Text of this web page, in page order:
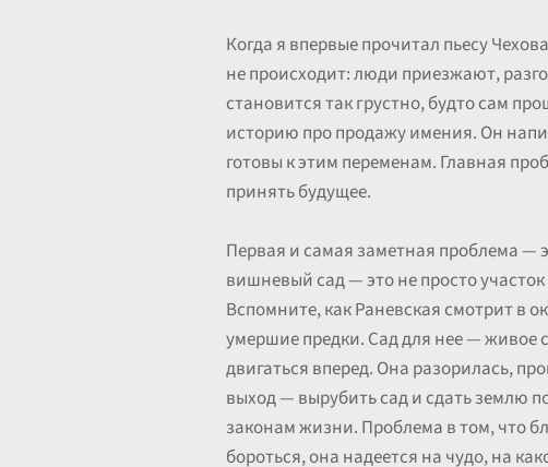
Когда я впервые прочитал пьесу
не происходит: люди приезжают,
становится так грустно, будто сам
историю про продажу имения. Он
готовы к этим переменам. Главная
принять будущее.
Первая и самая заметная проблема —
вишневый сад — это не просто
Вспомните, как Раневская смотрит в
умершие предки. Сад для нее — живое
двигаться вперед. Она разорилась,
выход — вырубить сад и сдать землю
законам жизни. Проблема в том, что
бороться, она надеется на чудо, на